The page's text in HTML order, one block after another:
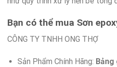
Bạn có thể mua Sơn
CÔNG TY TNHH ONG THỢ
Sản Phẩm Chính Hãng: Bảng